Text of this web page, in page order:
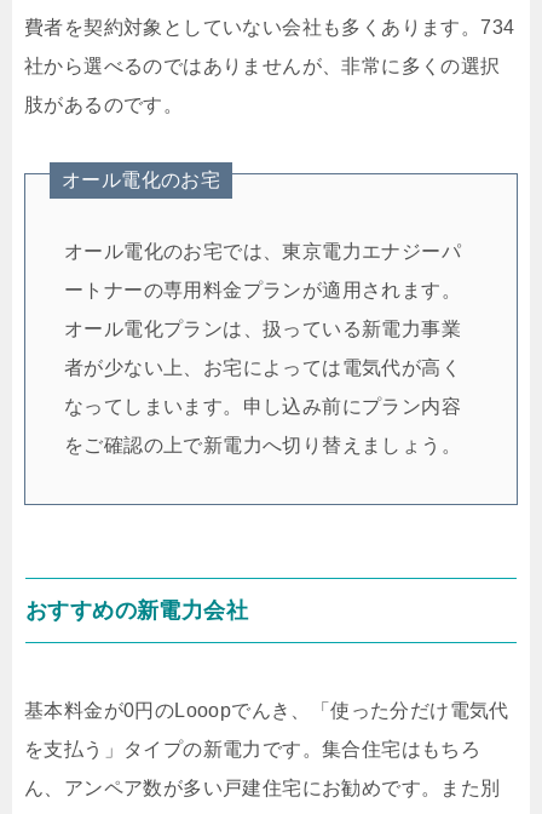
費者を契約対象としていない会社も多くあります。734
社から選べるのではありませんが、非常に多くの選択
肢があるのです。
オール電化のお宅
オール電化のお宅では、東京電力エナジーパ
ートナーの専用料金プランが適用されます。
オール電化プランは、扱っている新電力事業
者が少ない上、お宅によっては電気代が高く
なってしまいます。申し込み前にプラン内容
をご確認の上で新電力へ切り替えましょう。
おすすめの新電力会社
基本料金が0円のLooopでんき、「使った分だけ電気代
を支払う」タイプの新電力です。集合住宅はもちろ
ん、アンペア数が多い戸建住宅にお勧めです。また別